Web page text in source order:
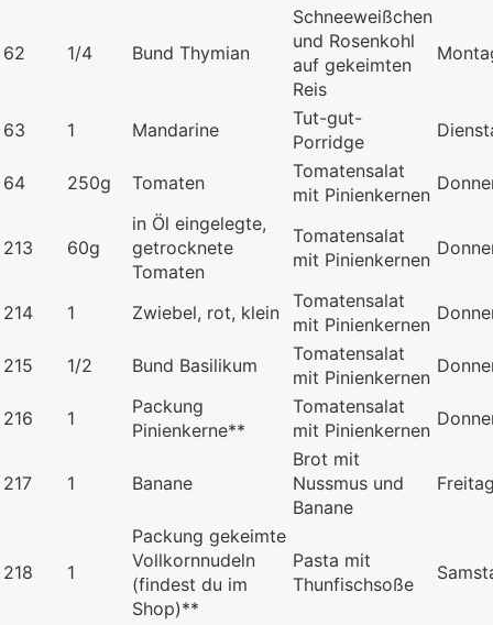
62 1/4 Bund Thymian
Schneeweißchen
und Rosenkohl
auf gekeimten
Reis
63 1 Mandarine
Tut-gut-
Porridge
64 250g Tomaten
Tomatensalat
mit Pinienkernen
213 60g
in Öl eingelegte,
getrocknete
Tomaten
Tomatensalat
mit Pinienkernen
214 1 Zwiebel, rot, klein
Tomatensalat
mit Pinienkernen
215 1/2 Bund Basilikum
Tomatensalat
mit Pinienkernen
216 1
Packung
Pinienkerne**
Tomatensalat
mit Pinienkernen
217 1 Banane
Brot mit
Nussmus und
Banane
218 1
Packung gekeimte
Vollkornnudeln
(findest du im
Shop)**
Pasta mit
Thunfischsoße